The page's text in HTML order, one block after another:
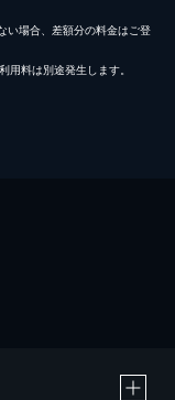
い場合、差額分の料金はご登
料は別途発生します。